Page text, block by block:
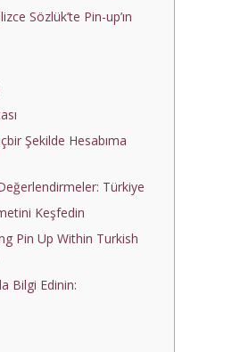
Sözlük’te Pin-up’ın
Şekilde Hesabıma
Türkiye
Keşfedin
Pin Up Within Turkish
Bilgi Edinin: